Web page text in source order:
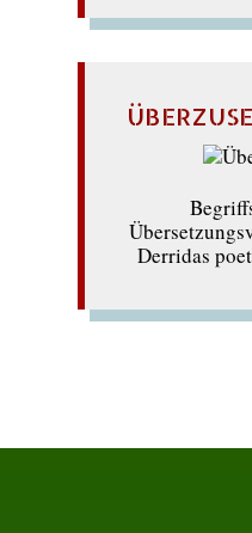
Derridas